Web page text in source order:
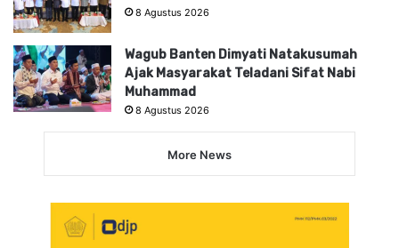
8 Agustus 2026
Wagub Banten Dimyati Natakusumah
Ajak Masyarakat Teladani Sifat Nabi
Muhammad
8 Agustus 2026
More News